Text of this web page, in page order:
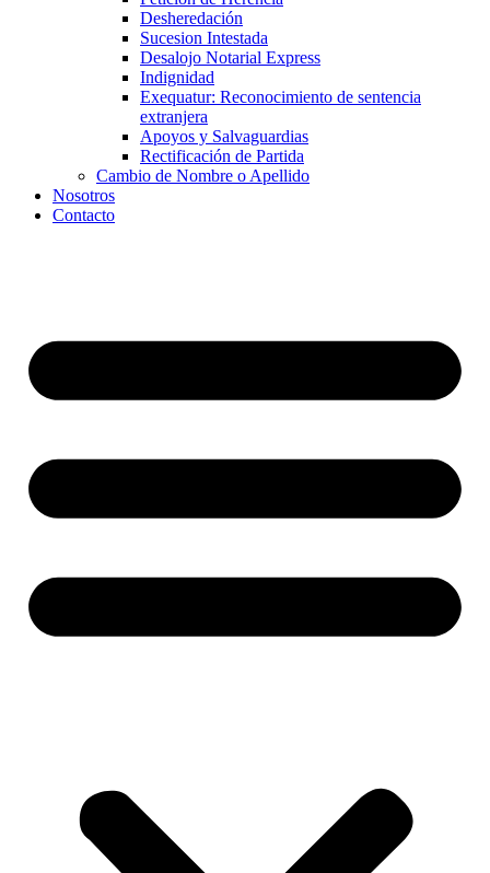
Desheredación
Sucesion Intestada
Desalojo Notarial Express
Indignidad
Exequatur: Reconocimiento de sentencia
extranjera
Apoyos y Salvaguardias
Rectificación de Partida
Cambio de Nombre o Apellido
Nosotros
Contacto